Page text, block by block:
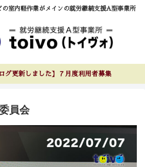
室内軽作業がメインの就労継続支援A型事業所
グ更新しました】７月度利用者募集
員会